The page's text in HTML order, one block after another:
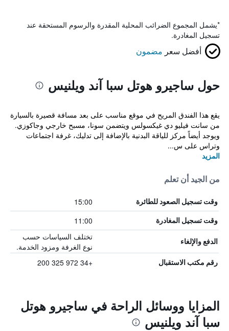
*يشمل المجموع الضرائب المحلية المقدرة والرسوم المستحقة عند
تسجيل المغادرة.
أفضل سعر مضمون
حول ساجيرو هوتل سبا آند ويلنيس
يقع هذا الفندق المريح في موقع مناسب على بعد مسافة قصيرة بالسيارة
من سانت فيليو دي غيكسولس ويتضمن سونا، مسبح خارجي وجاكوزي.
ويوجد أيضاً مركز للياقة البدنية بالإضافة إلى تدليك، غرفة اجتماعات
وتراس على س...
المزيد
من الجيد أن تعلم
وقت تسجيل الصعود للطائرة 15:00
وقت تسجيل المغادرة 11:00
الدفع والإلغاء
تختلف السياسات حسب
نوع الغرفة ومزود الخدمة.
رقم مكتب الاستقبال +34 972 325 200
المزايا ووسائل الراحة في ساجيرو هوتل
سبا آند ويلنيس